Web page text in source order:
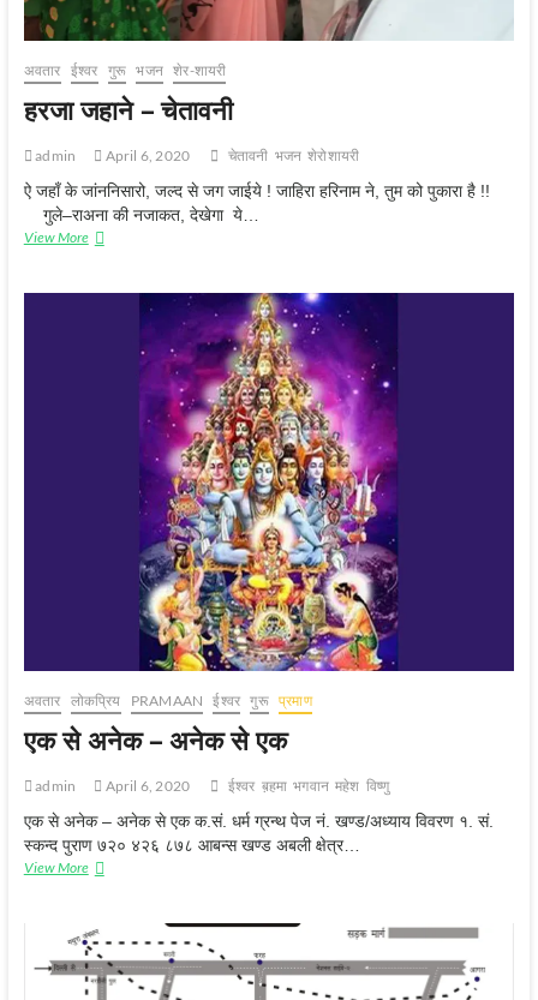
अवतार ईश्‍वर गुरू भजन शेर-शायरी
हरजा जहाने – चेतावनी
admin April 6, 2020 चेतावनी भजन शेरोशायरी
ऐ जहाँ के जांननिसारो, जल्द से जग जाईये ! जाहिरा हरिनाम ने, तुम को पुकारा है !!
गुले–राअना की नजाकत, देखेगा ये…
View Moreहरजा
चेतावनी
अवतार लोकप्रिय PRAMAAN ईश्‍वर गुरू प्रमाण
एक से अनेक – अनेक से एक
admin April 6, 2020 ईश्‍वर ब़हमा भगवान महेश विष्‍णु
एक से अनेक – अनेक से एक क.सं. धर्म ग्रन्थ पेज नं. खण्ड/अध्याय विवरण १. सं.
स्कन्द पुराण ७२० ४२६ ८७८ आबन्स खण्ड अबली क्षेत्र…
View Moreएक
–
अनेक
से
एक